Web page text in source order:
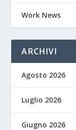
Work News
ARCHIVI
Agosto 2026
Luglio 2026
Giugno 2026